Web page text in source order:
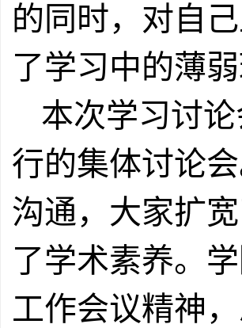
的同时，对自
了学习中的薄
本次学习讨
行的集体讨论会
沟通，大家扩
了学术素养。
工作会议精神